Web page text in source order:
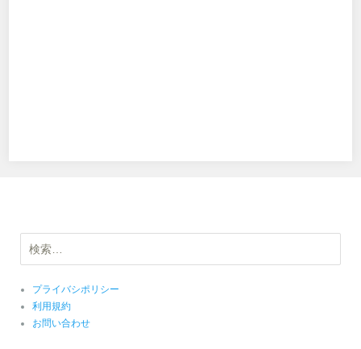
索:
プライバシポリシー
利用規約
お問い合わせ